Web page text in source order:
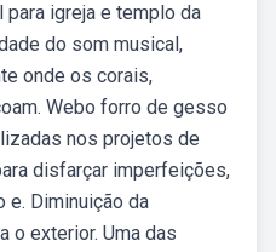
igreja e templo da
do som musical,
onde os corais,
Webo forro de gesso
nos projetos de
disfarçar imperfeições,
e. Diminuição da
o exterior. Uma das